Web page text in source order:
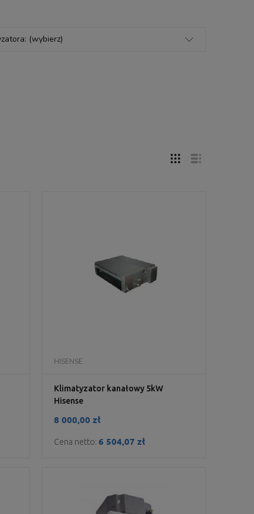
(wybierz)
Klimatyzator kanałowy 5kW
Hisense
HISENSE
8 000,00 zł
Cena netto: 6 504,07 zł